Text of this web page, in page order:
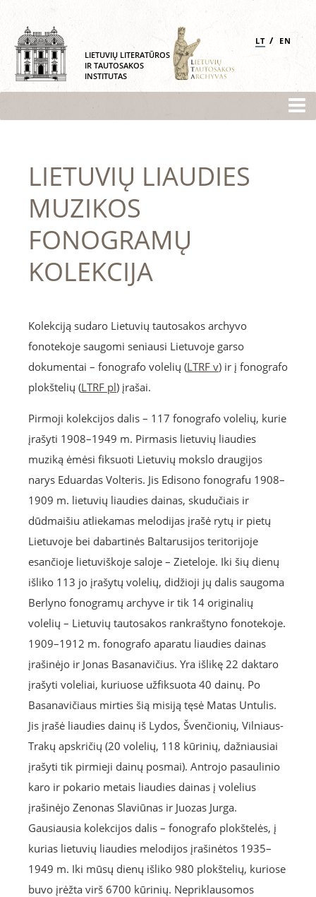
LIETUVIŲ LITERATŪROS
IR TAUTOSAKOS
INSTITUTAS
LT / EN
LIETUVIŲ LIAUDIES
MUZIKOS
FONOGRAMŲ
KOLEKCIJA
Kolekciją sudaro Lietuvių tautosakos archyvo
fonotekoje saugomi seniausi Lietuvoje garso
dokumentai – fonografo volelių (LTRF v) ir į fonografo
plokštelių (LTRF pl) įrašai.
Pirmoji kolekcijos dalis – 117 fonografo volelių, kurie
įrašyti 1908–1949 m. Pirmasis lietuvių liaudies
muziką ėmėsi fiksuoti Lietuvių mokslo draugijos
narys Eduardas Volteris. Jis Edisono fonografu 1908–
1909 m. lietuvių liaudies dainas, skudučiais ir
dūdmaišiu atliekamas melodijas įrašė rytų ir pietų
Lietuvoje bei dabartinės Baltarusijos teritorijoje
esančioje lietuviškoje saloje – Zieteloje. Iki šių dienų
išliko 113 jo įrašytų volelių, didžioji jų dalis saugoma
Berlyno fonogramų archyve ir tik 14 originalių
volelių – Lietuvių tautosakos rankraštyno fonotekoje.
1909–1912 m. fonografo aparatu liaudies dainas
įrašinėjo ir Jonas Basanavičius. Yra išlikę 22 daktaro
įrašyti voleliai, kuriuose užfiksuota 40 dainų. Po
Basanavičiaus mirties šią misiją tęsė Matas Untulis.
Jis įrašė liaudies dainų iš Lydos, Švenčionių, Vilniaus-
Trakų apskričių (20 volelių, 118 kūrinių, dažniausiai
įrašyti tik pirmieji dainų posmai). Antrojo pasaulinio
karo ir pokario metais liaudies dainas į volelius
įrašinėjo Zenonas Slaviūnas ir Juozas Jurga.
Gausiausia kolekcijos dalis – fonografo plokštelės, į
kurias lietuvių liaudies melodijos įrašinėtos 1935–
1949 m. Iki mūsų dienų išliko 980 plokštelių, kuriose
buvo įrėžta virš 6700 kūrinių. Nepriklausomos